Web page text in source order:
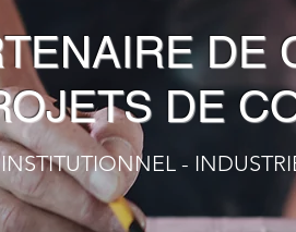
DE
DE
-